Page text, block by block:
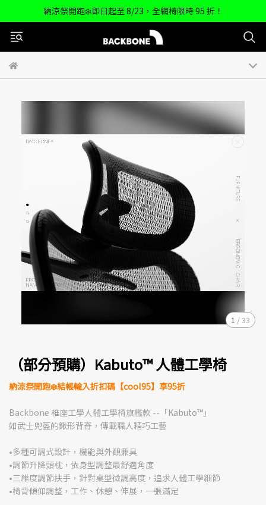
納涼祭開跑❄️即日起至 8/23，全網椅限時 95 折！
1 /33
（部分預購）Kabuto™ 人體工學椅
納涼祭開跑❄️結帳輸入折扣碼【cool95】享95折
Backbone 椎座工學人體工學椅旗艦款 --「Kabuto™」
如武⼠兜盔的鍬形背脊，傳載職⼈精巧⼯藝
•多種可調式設計，機能與外觀兼具
•調節升降頭枕，依身型調整最舒適角度
•三維度調節扶手，針對桌型微調高度，追求人體工學細節
•椅背傾仰調整，工作、休憩、伸展，一張滿足